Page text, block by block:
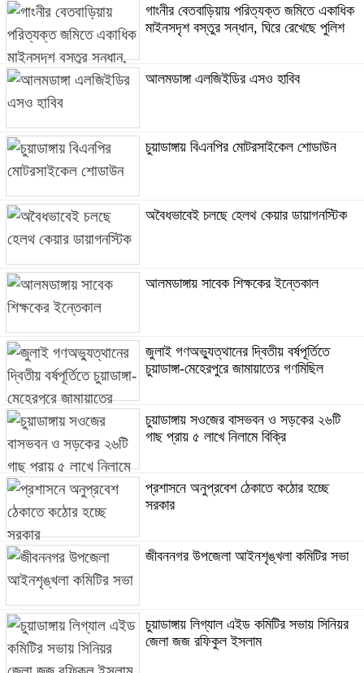
গাংনীর বেতবাড়িয়ায় পরিত্যক্ত জমিতে একাধিক
মাইনসদৃশ বস্তুর সন্ধান, ঘিরে রেখেছে পুলিশ
আলমডাঙ্গা এলজিইডির এসও হাবিব
চুয়াডাঙ্গায় বিএনপির মোটরসাইকেল শোডাউন
অবৈধভাবেই চলছে হেলথ কেয়ার ডায়াগনস্টিক
আলমডাঙ্গায় সাবেক শিক্ষকের ইন্তেকাল
জুলাই গণঅভ্যুত্থানের দ্বিতীয় বর্ষপূর্তিতে
চুয়াডাঙ্গা-মেহেরপুরে জামায়াতের গণমিছিল
চুয়াডাঙ্গায় সওজের বাসভবন ও সড়কের ২৬টি
গাছ প্রায় ৫ লাখে নিলামে বিক্রি
প্রশাসনে অনুপ্রবেশ ঠেকাতে কঠোর হচ্ছে
সরকার
জীবননগর উপজেলা আইনশৃঙ্খলা কমিটির সভা
চুয়াডাঙ্গায় লিগ্যাল এইড কমিটির সভায় সিনিয়র
জেলা জজ রফিকুল ইসলাম